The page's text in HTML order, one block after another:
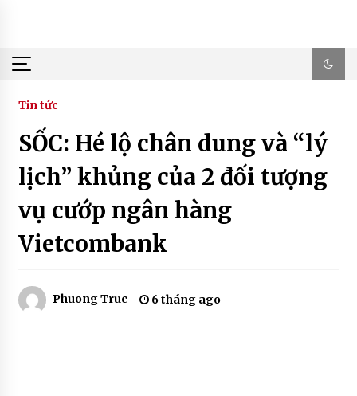
Tin tức
SỐC: Hé lộ chân dung và “lý
lịch” khủng của 2 đối tượng
vụ cướp ngân hàng
Vietcombank
Phuong Truc 6 tháng ago